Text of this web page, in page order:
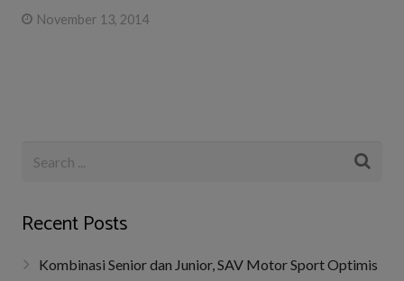
November 13, 2014
Recent Posts
Kombinasi Senior dan Junior, SAV Motor Sport Optimis